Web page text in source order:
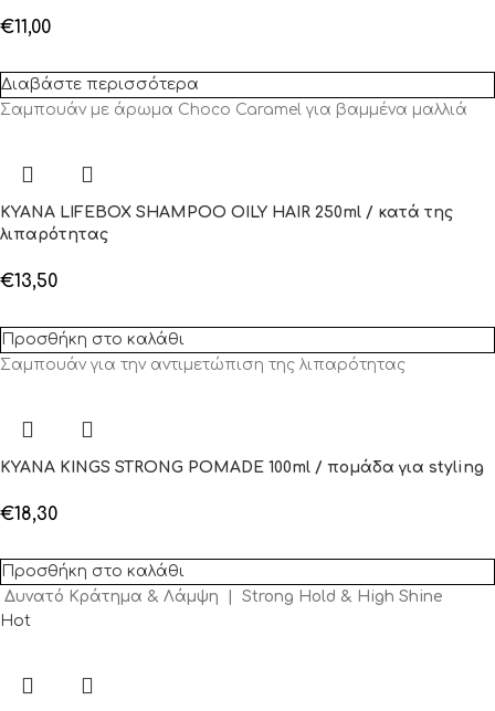
€11,00
Διαβάστε περισσότερα
Σαμπουάν με άρωμα Choco Caramel για βαμμένα μαλλιά
KYANA LIFEBOX SHAMPOO OILY HAIR 250ml / κατά της
λιπαρότητας
€13,50
Προσθήκη στο καλάθι
Σαμπουάν για την αντιμετώπιση της λιπαρότητας
KYANA KINGS STRONG POMADE 100ml / πομάδα για styling
€18,30
Προσθήκη στο καλάθι
Δυνατό Κράτημα & Λάμψη | Strong Hold & High Shine
Hot